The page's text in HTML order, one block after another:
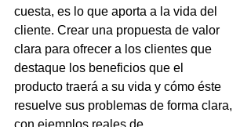
cuesta, es lo que aporta a la vida del
cliente. Crear una propuesta de valor
clara para ofrecer a los clientes que
destaque los beneficios que el
producto traerá a su vida y cómo éste
resuelve sus problemas de forma clara,
con ejemplos reales de